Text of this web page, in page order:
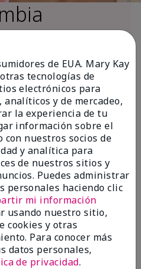
donados a nivel
impulsar la
el cáncer, erradicar
promover el
y
de EUA. Mary Kay
tecnologías de
electrónicos para
y de mercadeo,
la experiencia de tu
información sobre el
con nuestros socios de
y analítica para
de nuestros sitios y
Puedes administrar
personales haciendo clic
mi información
usando nuestro sitio,
cookies y otras
Para conocer más
datos personales,
de privacidad.